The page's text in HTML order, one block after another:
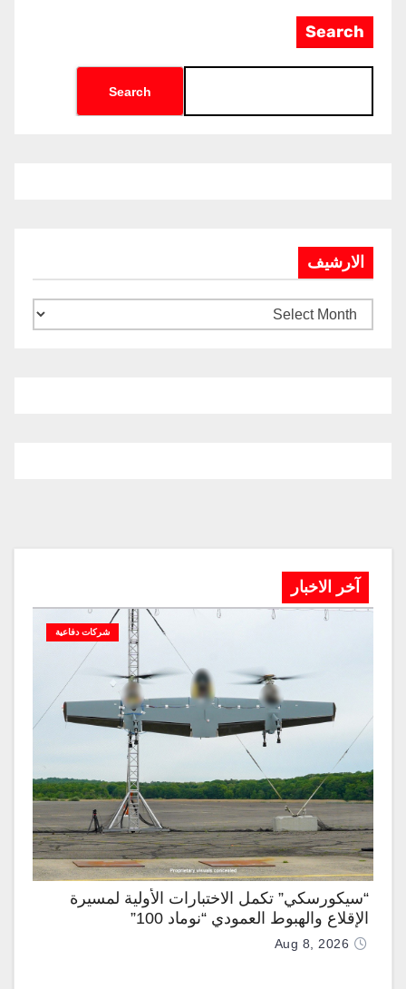
Search
Search
الارشيف
آخر الاخبار
شركات دفاعية
“سيكورسكي” تكمل الاختبارات الأولية لمسيرة
الإقلاع والهبوط العمودي “نوماد 100”
Aug 8, 2026